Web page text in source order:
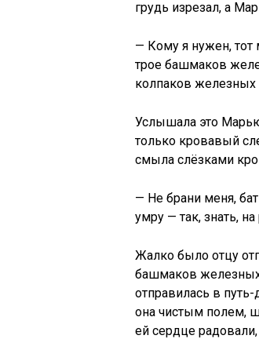
грудь изрезал, а
— Кому я нужен, тот
трое башмаков
колпаков
Услышала это
только кровавый
смыла слёзками
— Не брани меня,
умру — так, знать,
Жалко было отцу
башмаков
отправилась в
она чистым полем,
ей сердце